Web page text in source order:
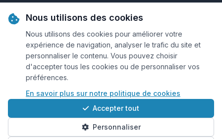
Nous contacter
© 2026 Keejob.com. Tous droits réservés.
Conditions et règlement
Cookies
Qui sommes-nous?
Nous utilisons des cookies
Nous utilisons des cookies pour améliorer votre
expérience de navigation, analyser le trafic du site et
personnaliser le contenu. Vous pouvez choisir
d'accepter tous les cookies ou de personnaliser vos
préférences.
En savoir plus sur notre politique de cookies
Accepter tout
Personnaliser